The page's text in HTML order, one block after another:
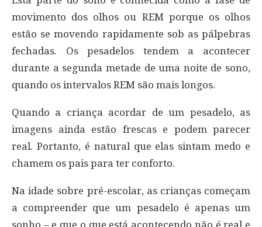
movimento dos olhos ou REM porque os olhos
estão se movendo rapidamente sob as pálpebras
fechadas. Os pesadelos tendem a acontecer
durante a segunda metade de uma noite de sono,
quando os intervalos REM são mais longos.
Quando a criança acordar de um pesadelo, as
imagens ainda estão frescas e podem parecer
real. Portanto, é natural que elas sintam medo e
chamem os pais para ter conforto.
Na idade sobre pré-escolar, as crianças começam
a compreender que um pesadelo é apenas um
sonho – e que o que está acontecendo não é real e